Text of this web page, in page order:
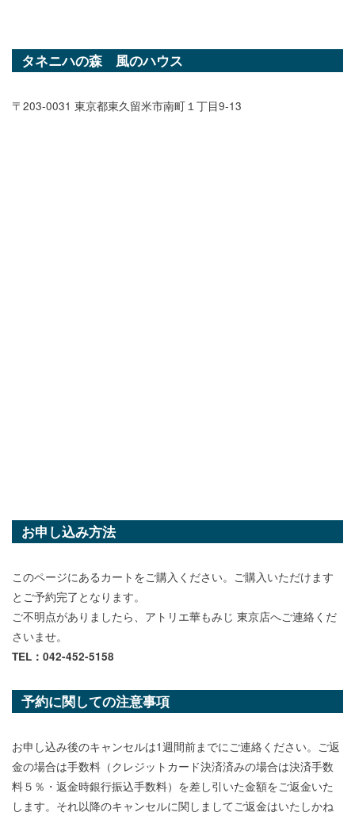
タネニハの森 風のハウス
〒203-0031 東京都東久留米市南町１丁目9-13
お申し込み方法
このページにあるカートをご購入ください。ご購入いただけます
とご予約完了となります。
ご不明点がありましたら、アトリエ華もみじ 東京店へご連絡くだ
さいませ。
TEL：042-452-5158
予約に関しての注意事項
お申し込み後のキャンセルは1週間前までにご連絡ください。ご返
金の場合は手数料（クレジットカード決済済みの場合は決済手数
料５％・返金時銀行振込手数料）を差し引いた金額をご返金いた
します。それ以降のキャンセルに関しましてご返金はいたしかね